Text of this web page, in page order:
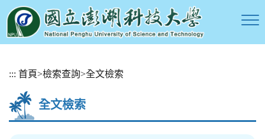
::: 首頁>檢索查詢>全文檢索
全文檢索